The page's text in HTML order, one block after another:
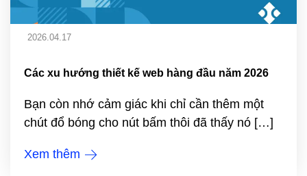
2026.04.17
Các xu hướng thiết kế web hàng đầu năm 2026
Bạn còn nhớ cảm giác khi chỉ cần thêm một
chút đổ bóng cho nút bấm thôi đã thấy nó […]
Xem thêm